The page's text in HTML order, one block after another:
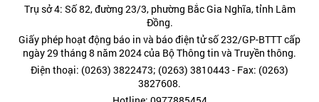
Trụ sở 4: Số 82, đường 23/3, phường Bắc Gia Nghĩa, tỉnh Lâm
Đồng.
Giấy phép hoạt động báo in và báo điện tử số 232/GP-BTTT cấp
ngày 29 tháng 8 năm 2024 của Bộ Thông tin và Truyền thông.
Điện thoại: (0263) 3822473; (0263) 3810443 - Fax: (0263)
3827608.